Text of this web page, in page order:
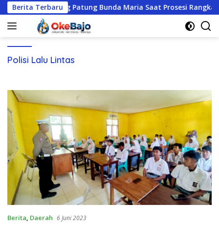
Langsung
ke
konten
Berita Terbaru
Ikut Gotong Patung Bunda Maria Saat Prosesi Rangkaian
Polisi Lalu Lintas
Berita, Daerah 6 Juni 2023